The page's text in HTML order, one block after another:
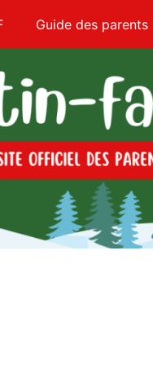
Guide des parents